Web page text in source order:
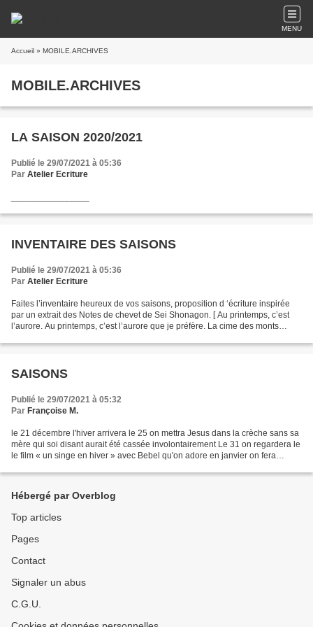
MENU
Accueil » MOBILE.ARCHIVES
MOBILE.ARCHIVES
LA SAISON 2020/2021
Publié le 29/07/2021 à 05:36
Par Atelier Ecriture
INVENTAIRE DES SAISONS
Publié le 29/07/2021 à 05:36
Par Atelier Ecriture
Faites l’inventaire heureux de vos saisons, proposition d ‘écriture inspirée
par un extrait des Notes de chevet de Sei Shonagon. [ Au printemps, c’est
l’aurore. Au printemps, c’est l’aurore que je préfère. La cime des monts
SAISONS
Publié le 29/07/2021 à 05:32
Par Françoise M.
le 21 décembre l'hiver arrivera le 25 on mettra Jesus dans la crèche sans sa
mère qui soi disant aurait été cassée involontairement Le 31 on regardera le
le film « un singe en hiver » avec Bebel qu'on adore en janvier on fera
Hébergé par Overblog
Top articles
Pages
Contact
Signaler un abus
C.G.U.